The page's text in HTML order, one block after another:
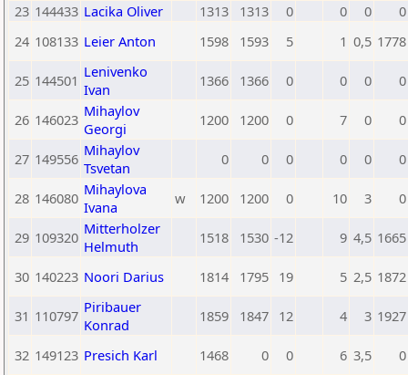
23 144433 Lacika Oliver 1313 1313 0 0 0
0
24 108133 Leier Anton 1598 1593 5 1 0,5 1778
25 144501 Lenivenko
Ivan
1366 1366 0 0 0 0
26 146023 Mihaylov
Georgi
1200 1200 0 7 0 0
27 149556 Mihaylov
Tsvetan
0 0 0 0 0 0
28 146080 Mihaylova
Ivana
w 1200 1200 0 10 3 0
29 109320 Mitterholzer
Helmuth
1518 1530 -12 9 4,5 1665
30 140223 Noori Darius 1814 1795 19 5 2,5 1872
31 110797 Piribauer
Konrad
1859 1847 12 4 3 1927
32 149123 Presich Karl 1468 0 0 6 3,5 0